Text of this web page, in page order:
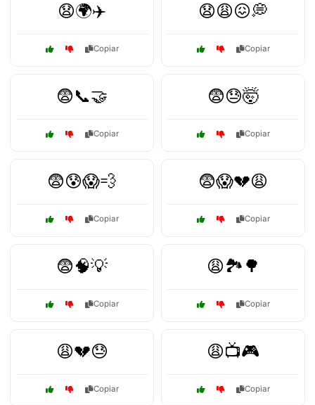
😧🌍✈️
Copiar
😧😩😖💭
Copiar
😨📞🤝
Copiar
😨😓🤯
Copiar
😨😰😱💨
Copiar
😨😱💔😩
Copiar
😨🧠💡
Copiar
😩🏞️🌳
Copiar
😩💔😓
Copiar
😩📺🎮
Copiar